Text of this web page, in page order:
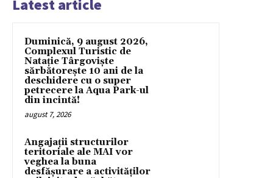
Latest article
Duminică, 9 august 2026,
Complexul Turistic de
Natație Târgoviște
sărbătorește 10 ani de la
deschidere cu o super
petrecere la Aqua Park-ul
din incintă!
august 7, 2026
Angajații structurilor
teritoriale ale MAI vor
veghea la buna
desfășurare a activităților